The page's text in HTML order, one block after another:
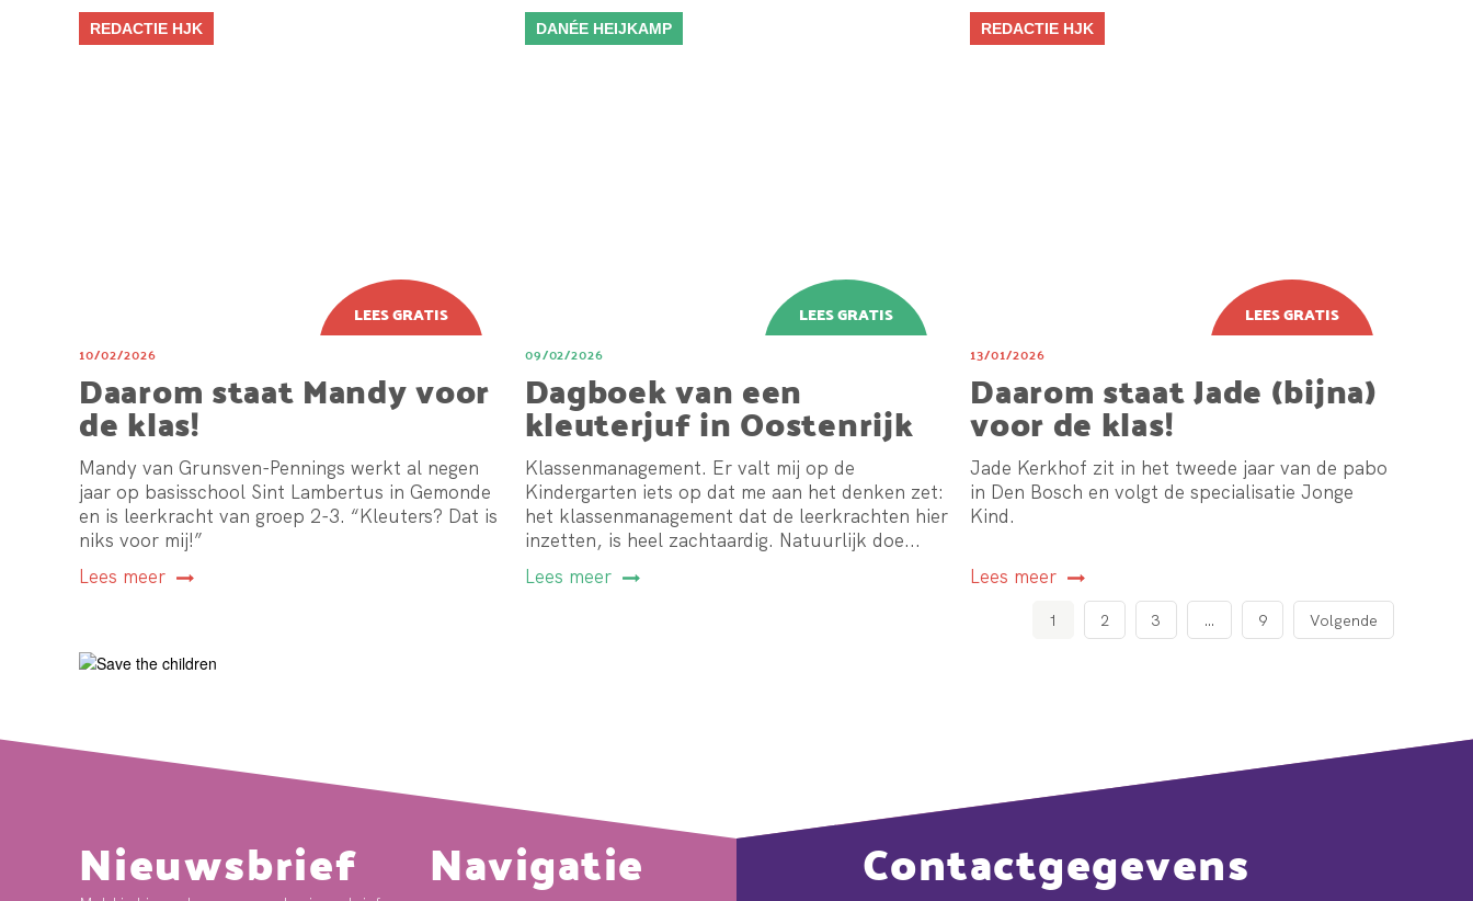
REDACTIE HJK
10/02/2026
Daarom staat Mandy voor
de klas!
Mandy van Grunsven-Pennings werkt al negen
jaar op basisschool Sint Lambertus in Gemonde
en is leerkracht van groep 2-3. “Kleuters? Dat is
niks voor mij!”
Lees meer
DANÉE HEIJKAMP
09/02/2026
Dagboek van een
kleuterjuf in Oostenrijk
#5
Klassenmanagement. Er valt mij op de
Kindergarten iets op dat me aan het denken zet:
het klassenmanagement dat de leerkrachten hier
inzetten, is heel zachtaardig. Natuurlijk doe...
Lees meer
REDACTIE HJK
13/01/2026
Daarom staat Jade (bijna)
voor de klas!
Jade Kerkhof zit in het tweede jaar van de pabo
in Den Bosch en volgt de specialisatie Jonge
Kind.
Lees meer
1 2 3 … 9 Volgende
Nieuwsbrief Navigatie Contactgegevens